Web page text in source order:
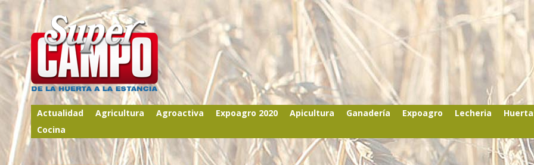
Actualidad Agricultura Agroactiva Expoagro 2020 Apicultura Ganadería Expoagro Lecheria
Cocina